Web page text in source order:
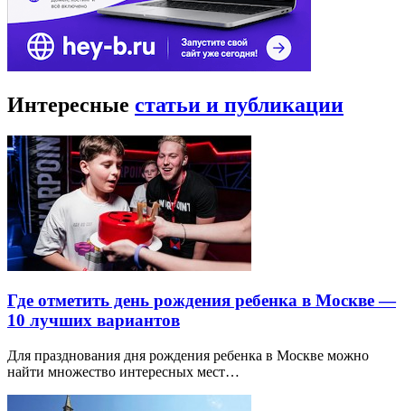
Интересные статьи и публикации
Где отметить день рождения ребенка в Москве —
10 лучших вариантов
Для празднования дня рождения ребенка в Москве можно
найти множество интересных мест…